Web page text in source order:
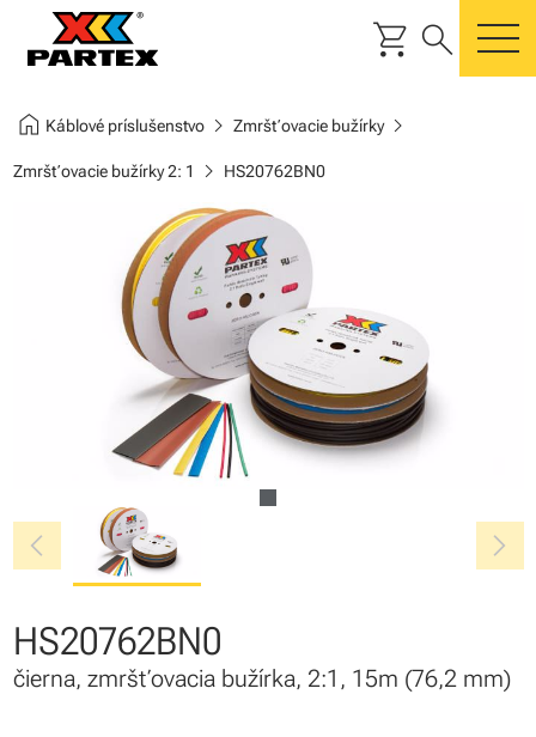
shopping_cart search
home Káblové príslušenstvochevron_right Zmršťovacie bužírkychevron_right
Zmršťovacie bužírky 2: 1 chevron_right HS20762BN0
chevron_left chevron_right
HS20762BN0
čierna, zmršťovacia bužírka, 2:1, 15m (76,2 mm)